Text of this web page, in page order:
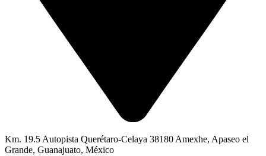
Km. 19.5 Autopista Querétaro-Celaya 38180 Amexhe, Apaseo el
Grande, Guanajuato, México